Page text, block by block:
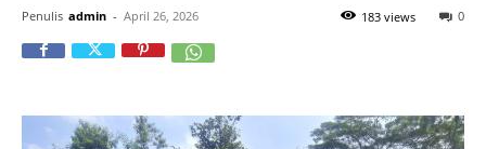
Penulis admin - April 26, 2026 0
183 views